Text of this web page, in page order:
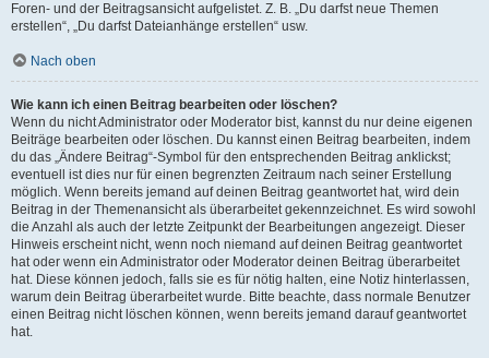
Foren- und der Beitragsansicht aufgelistet. Z. B. „Du darfst neue Themen
erstellen“, „Du darfst Dateianhänge erstellen“ usw.
Nach oben
Wie kann ich einen Beitrag bearbeiten oder löschen?
Wenn du nicht Administrator oder Moderator bist, kannst du nur deine eigenen
Beiträge bearbeiten oder löschen. Du kannst einen Beitrag bearbeiten, indem
du das „Ändere Beitrag“-Symbol für den entsprechenden Beitrag anklickst;
eventuell ist dies nur für einen begrenzten Zeitraum nach seiner Erstellung
möglich. Wenn bereits jemand auf deinen Beitrag geantwortet hat, wird dein
Beitrag in der Themenansicht als überarbeitet gekennzeichnet. Es wird sowohl
die Anzahl als auch der letzte Zeitpunkt der Bearbeitungen angezeigt. Dieser
Hinweis erscheint nicht, wenn noch niemand auf deinen Beitrag geantwortet
hat oder wenn ein Administrator oder Moderator deinen Beitrag überarbeitet
hat. Diese können jedoch, falls sie es für nötig halten, eine Notiz hinterlassen,
warum dein Beitrag überarbeitet wurde. Bitte beachte, dass normale Benutzer
einen Beitrag nicht löschen können, wenn bereits jemand darauf geantwortet
hat.